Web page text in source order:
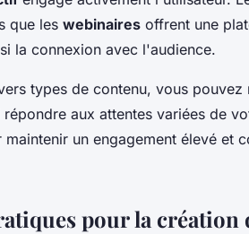
que les webinaires offrent une
la connexion avec l'audience.
types de contenu, vous
aux attentes variées de
maintenir un engagement élevé et
pour la création